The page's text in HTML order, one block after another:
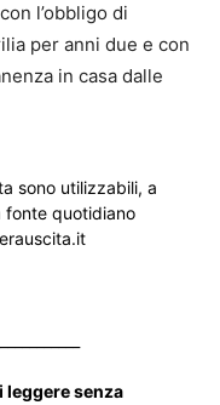
l’obbligo di
per anni due e con
in casa dalle
sono utilizzabili, a
fonte quotidiano
senza